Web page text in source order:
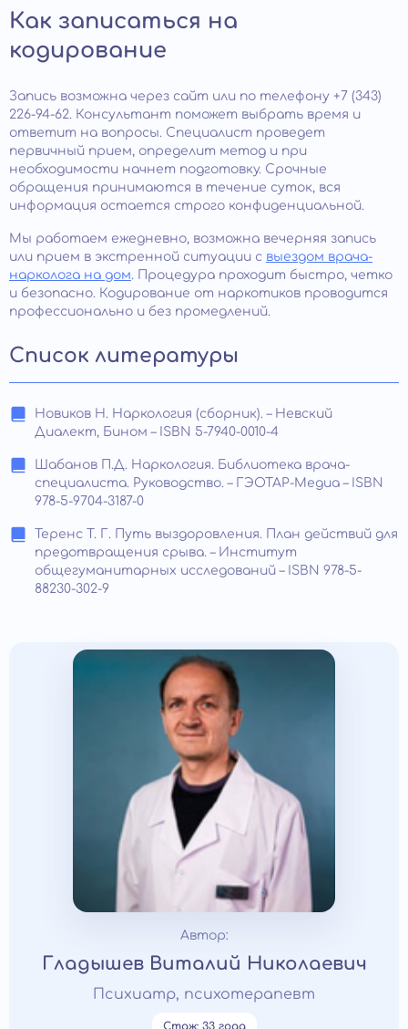
Как записаться на
кодирование
Запись возможна через сайт или по телефону +7 (343)
226-94-62. Консультант поможет выбрать время и
ответит на вопросы. Специалист проведет
первичный прием, определит метод и при
необходимости начнет подготовку. Срочные
обращения принимаются в течение суток, вся
информация остается строго конфиденциальной.
Мы работаем ежедневно, возможна вечерняя запись
или прием в экстренной ситуации с выездом врача-
нарколога на дом. Процедура проходит быстро, четко
и безопасно. Кодирование от наркотиков проводится
профессионально и без промедлений.
Список литературы
Новиков Н. Наркология (сборник). – Невский
Диалект, Бином – ISBN 5-7940-0010-4
Шабанов П.Д. Наркология. Библиотека врача-
специалиста. Руководство. – ГЭОТАР-Медиа – ISBN
978-5-9704-3187-0
Теренс Т. Г. Путь выздоровления. План действий для
предотвращения срыва. – Институт
общегуманитарных исследований – ISBN 978-5-
88230-302-9
Автор:
Гладышев Виталий Николаевич
Психиатр, психотерапевт
Стаж: 33 года